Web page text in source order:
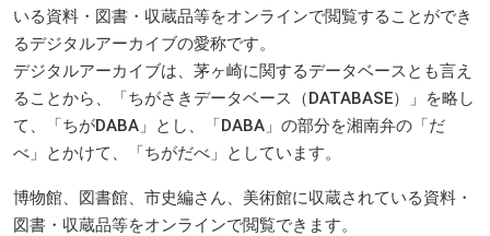
いる資料・図書・収蔵品等をオンラインで閲覧することができ
るデジタルアーカイブの愛称です。
デジタルアーカイブは、茅ヶ崎に関するデータベースとも言え
ることから、「ちがさきデータベース（DATABASE）」を略し
て、「ちがDABA」とし、「DABA」の部分を湘南弁の「だ
べ」とかけて、「ちがだべ」としています。
博物館、図書館、市史編さん、美術館に収蔵されている資料・
図書・収蔵品等をオンラインで閲覧できます。